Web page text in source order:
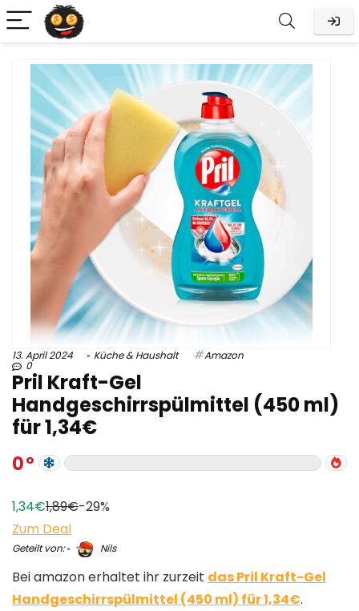
13. April 2024 Küche & Haushalt Amazon
0
Pril Kraft-Gel
Handgeschirrspülmittel (450 ml)
für 1,34€
0
1,34€1,89€-29%
Zum Deal
Geteilt von: Nils
Bei amazon erhaltet ihr zurzeit das Pril Kraft-Gel
Handgeschirrspülmittel (450 ml) für 1,34€.